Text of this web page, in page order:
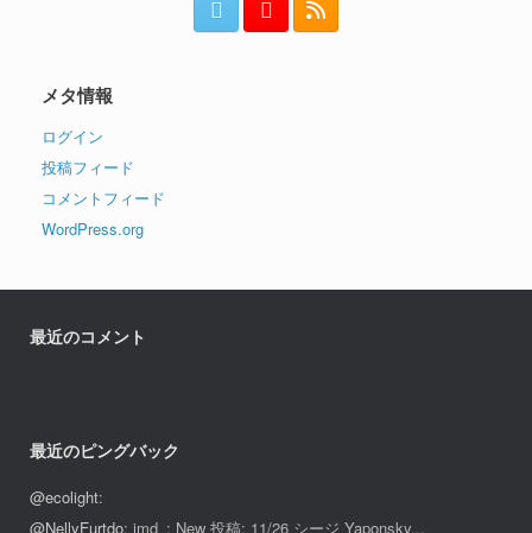
メタ情報
ログイン
投稿フィード
コメントフィード
WordPress.org
最近のコメント
最近のピングバック
@ecolight:
@NellyFurtdo: imd_: New 投稿: 11/26 シージ Yaponsky...